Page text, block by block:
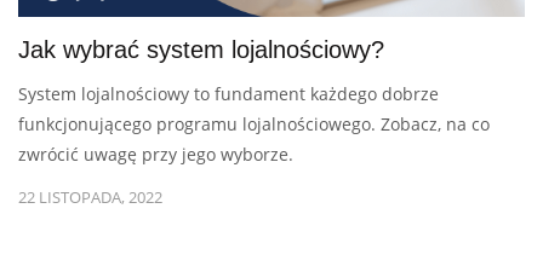
Jak wybrać system lojalnościowy?
System lojalnościowy to fundament każdego dobrze
funkcjonującego programu lojalnościowego. Zobacz, na co
zwrócić uwagę przy jego wyborze.
22 LISTOPADA, 2022